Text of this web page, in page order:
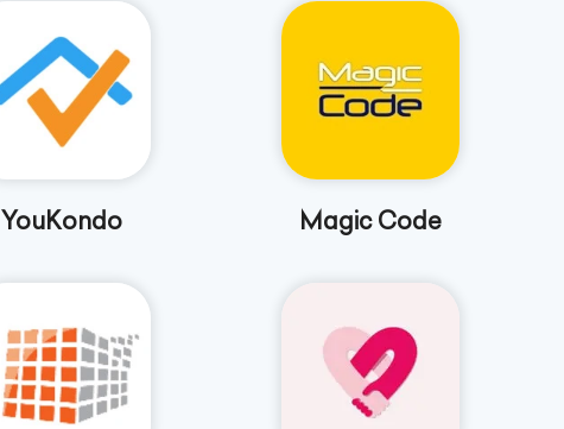
YouKondo Magic Code